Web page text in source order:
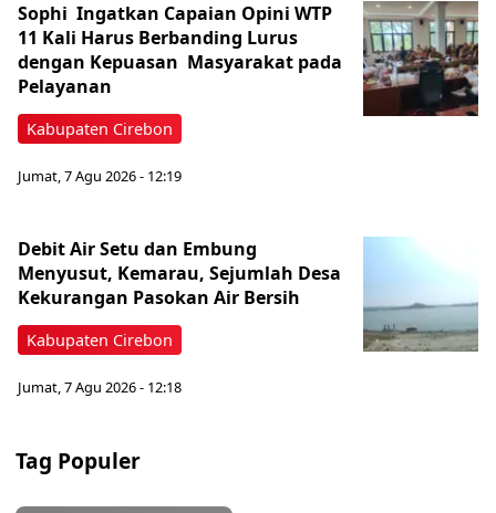
Kabupaten Cirebon
Sophi Ingatkan Capaian Opini WTP
11 Kali Harus Berbanding Lurus
dengan Kepuasan Masyarakat pada
Pelayanan
Jumat, 7 Agu 2026 - 12:19
Kabupaten Cirebon
Debit Air Setu dan Embung
Menyusut, Kemarau, Sejumlah Desa
Kekurangan Pasokan Air Bersih
Jumat, 7 Agu 2026 - 12:18
Tag Populer